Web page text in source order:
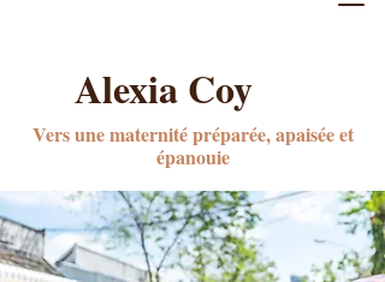
Vers une maternité préparée, apaisée et
épanouie
Alexia Coy